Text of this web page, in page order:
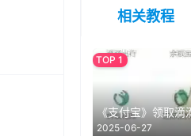
相关教程
《支付宝》领取
2025-06-27